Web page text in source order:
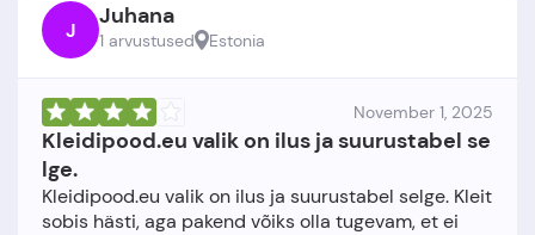
J Juhana
1 arvustused Estonia
November 1, 2025
Kleidipood.eu valik on ilus ja suurustabel se
lge.
Kleidipood.eu valik on ilus ja suurustabel selge. Kleit
sobis hästi, aga pakend võiks olla tugevam, et ei